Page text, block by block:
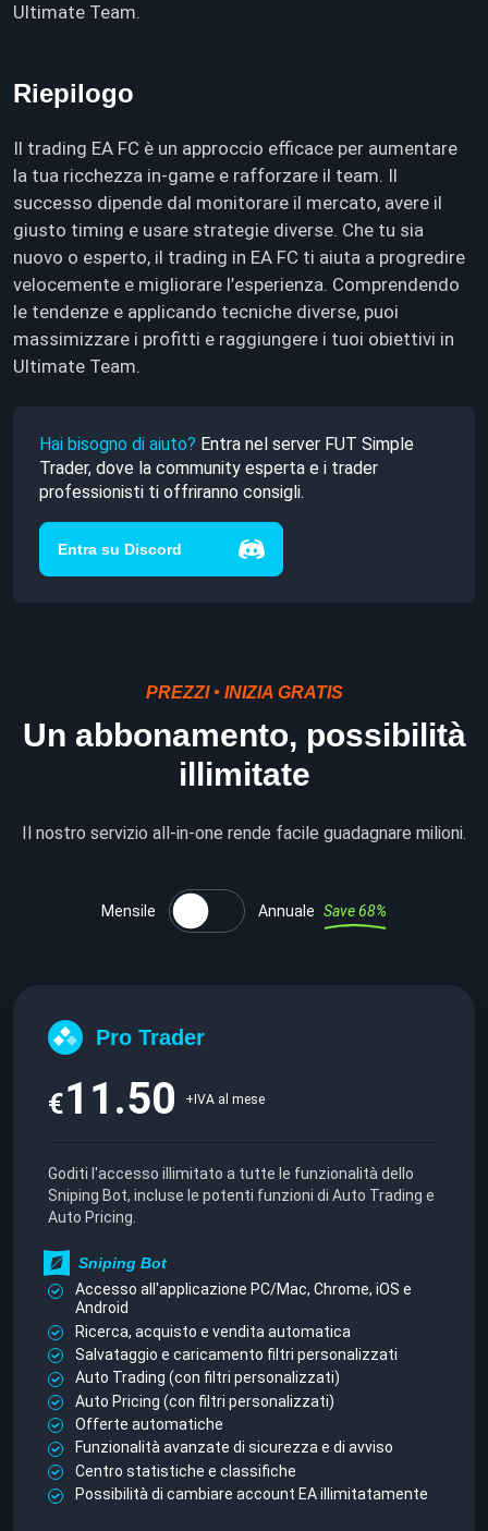
Ultimate Team.
Riepilogo
Il trading EA FC è un approccio efficace per aumentare
la tua ricchezza in‑game e rafforzare il team. Il
successo dipende dal monitorare il mercato, avere il
giusto timing e usare strategie diverse. Che tu sia
nuovo o esperto, il trading in EA FC ti aiuta a progredire
velocemente e migliorare l’esperienza. Comprendendo
le tendenze e applicando tecniche diverse, puoi
massimizzare i profitti e raggiungere i tuoi obiettivi in
Ultimate Team.
Hai bisogno di aiuto? Entra nel server FUT Simple
Trader, dove la community esperta e i trader
professionisti ti offriranno consigli.
Entra su Discord
PREZZI • INIZIA GRATIS
Un abbonamento, possibilità
illimitate
Il nostro servizio all‑in‑one rende facile guadagnare milioni.
Mensile Annuale Save 68%
Pro Trader
€11.50 +IVA al mese
Goditi l'accesso illimitato a tutte le funzionalità dello
Sniping Bot, incluse le potenti funzioni di Auto Trading e
Auto Pricing.
Sniping Bot
Accesso all'applicazione PC/Mac, Chrome, iOS e
Android
Ricerca, acquisto e vendita automatica
Salvataggio e caricamento filtri personalizzati
Auto Trading (con filtri personalizzati)
Auto Pricing (con filtri personalizzati)
Offerte automatiche
Funzionalità avanzate di sicurezza e di avviso
Centro statistiche e classifiche
Possibilità di cambiare account EA illimitatamente